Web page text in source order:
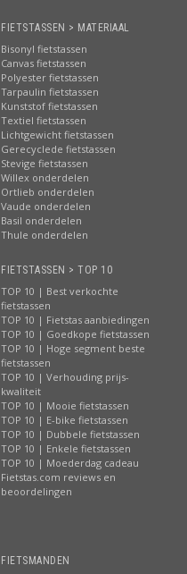
FIETSTASSEN > MATERIAAL
Bisonyl fietstassen
Canvas fietstassen
Polyester fietstassen
Tarpaulin fietstassen
Kunststof fietstassen
Textiel fietstassen
Lichtgewicht fietstassen
Gerecyclede fietstassen
Stevige fietstassen
Willex onderdelen
Ortlieb onderdelen
Vaude onderdelen
Basil onderdelen
Thule onderdelen
FIETSTASSEN > TOP 10
TOP 10 | Best verkochte
fietstassen
TOP 10 | Fietstas aanbiedingen
TOP 10 | Goedkope fietstassen
TOP 10 | Hoge segment beste
fietstassen
TOP 10 | Verhouding prijs-
kwaliteit
TOP 10 | Mooie fietstassen
TOP 10 | E-bike fietstassen
TOP 10 | Dubbele fietstassen
TOP 10 | Enkele fietstassen
TOP 10 | Moederdag cadeau
Fietstas.com reviews en
beoordelingen
FIETSMANDEN